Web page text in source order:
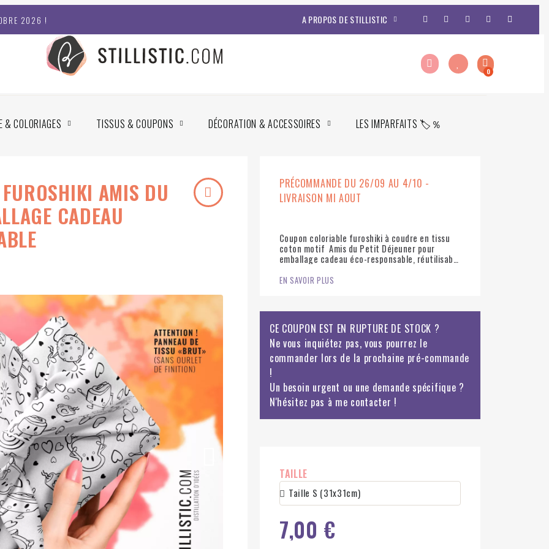
2026 ! A PROPOS DE STILLISTIC
& COLORIAGES TISSUS & COUPONS DÉCORATION & ACCESSOIRES LES IMPARFAITS 🏷️％
AMIS DU
CADEAU
PRÉCOMMANDE DU 26/09 AU 4/10 -
LIVRAISON MI AOUT
Coupon coloriable furoshiki à coudre en tissu
coton motif Amis du Petit Déjeuner pour
emballage cadeau éco-responsable, réutilisable
EN SAVOIR PLUS
CE COUPON EST EN RUPTURE DE STOCK ?
Ne vous inquiétez pas, vous pourrez le
commander lors de la prochaine pré-commande
!
Un besoin urgent ou une demande spécifique ?
N'hésitez pas à me contacter !
TAILLE
7,00 €